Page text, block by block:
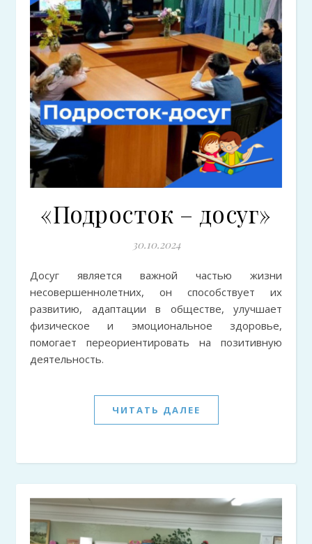
«Подросток – досуг»
30.10.2024
Досуг является важной частью жизни
несовершеннолетних, он способствует их
развитию, адаптации в обществе, улучшает
физическое и эмоциональное здоровье,
помогает переориентировать на позитивную
деятельность.
ЧИТАТЬ ДАЛЕЕ